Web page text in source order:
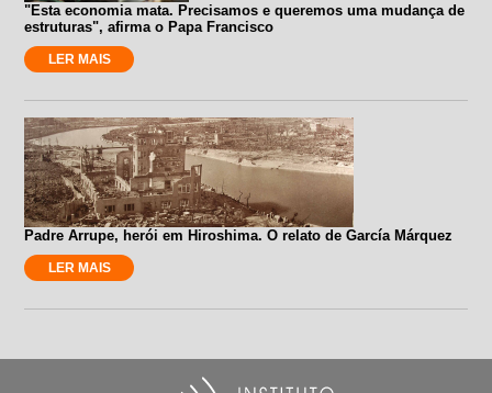
"Esta economia mata. Precisamos e queremos uma mudança de
estruturas", afirma o Papa Francisco
LER MAIS
Padre Arrupe, herói em Hiroshima. O relato de García Márquez
LER MAIS